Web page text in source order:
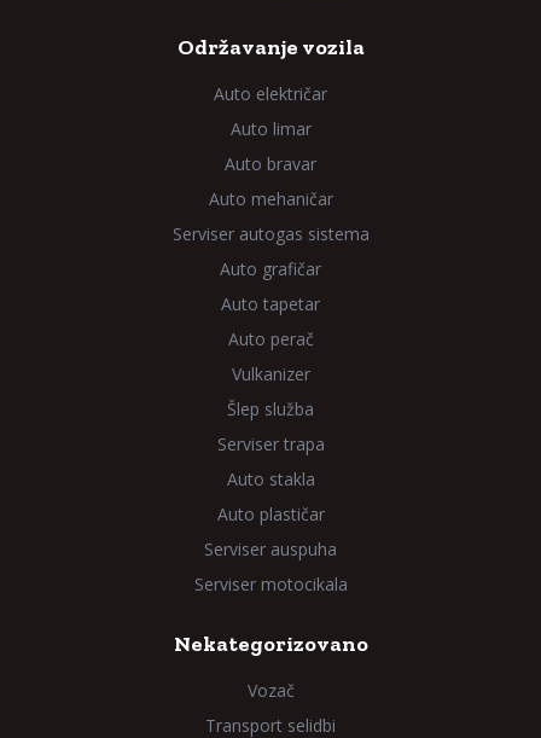
Održavanje vozila
Auto električar
Auto limar
Auto bravar
Auto mehaničar
Serviser autogas sistema
Auto grafičar
Auto tapetar
Auto perač
Vulkanizer
Šlep služba
Serviser trapa
Auto stakla
Auto plastičar
Serviser auspuha
Serviser motocikala
Nekategorizovano
Vozač
Transport selidbi